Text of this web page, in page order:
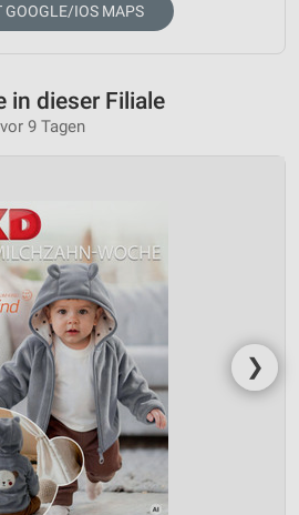
GOOGLE/IOS MAPS
in dieser Filiale
9 Tagen
❯